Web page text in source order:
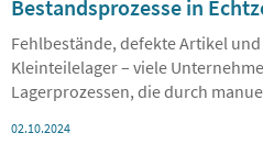
Fehlbestände, defekte Artikel und
Kleinteilelager – viele
Lagerprozessen, die durch
02.10.2024